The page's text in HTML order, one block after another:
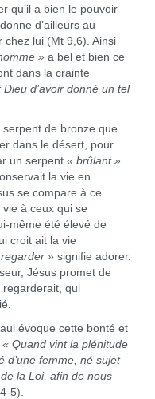
qu’il a bien le pouvoir
d’ailleurs au
chez lui (Mt 9,6). Ainsi
»a bel et bien ce
dans la crainte
d’avoir donné un tel
serpent de bronze que
dans le désert, pour
un serpent « brûlant »
la vie en
se compare à ce
à ceux qui se
même été élevé de
croit ait la vie
»signifie adorer.
Jésus promet de
regarderait, qui
évoque cette bonté et
« Quand vint la plénitude
d’une femme, né sujet
la Loi, afin de nous
5).